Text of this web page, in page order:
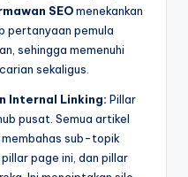
SEOmenekankan
pertanyaan pemula
sehingga memenuhi
sekaligus.
Internal Linking: Pillar
pusat. Semua artikel
sub-topik
pillar page ini, dan pillar